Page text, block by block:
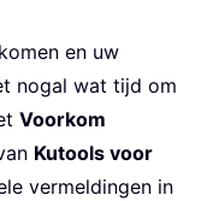
en uw
nogal wat tijd om
Voorkom
Kutools voor
vermeldingen in